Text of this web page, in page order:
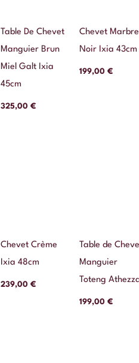
Table De Chevet
Manguier Brun
Miel Galt Ixia
45cm
325,00€
Chevet Marbre
Noir Ixia 43cm
199,00€
Chevet Crème
Ixia 48cm
239,00€
Table de
Manguier
Toteng
199,00€